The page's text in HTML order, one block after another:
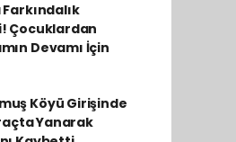
Çocuklardan
Devamı İçin
Köyü Girişinde
Yanarak